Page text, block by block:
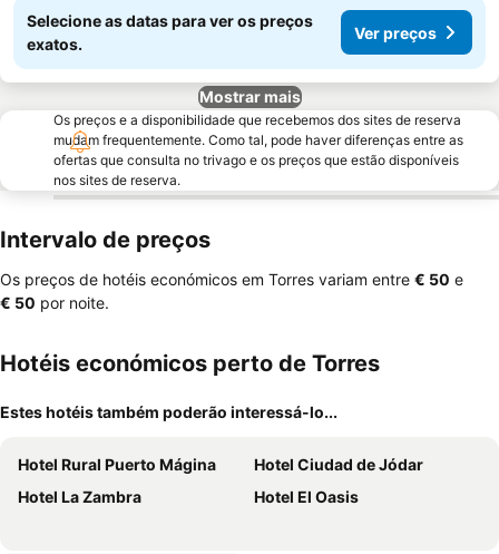
Selecione as datas para ver os preços
exatos.
Ver preços
Mostrar mais
Os preços e a disponibilidade que recebemos dos sites de reserva
mudam frequentemente. Como tal, pode haver diferenças entre as
ofertas que consulta no trivago e os preços que estão disponíveis
nos sites de reserva.
Intervalo de preços
Os preços de hotéis económicos em Torres variam entre ‎€ 50 e
‎€ 50 por noite.
Hotéis económicos perto de Torres
Estes hotéis também poderão interessá-lo...
Hotel Rural Puerto Mágina
Hotel Ciudad de Jódar
Hotel La Zambra
Hotel El Oasis